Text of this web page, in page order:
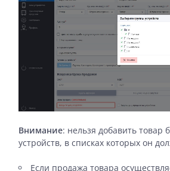
Внимание: нельзя добавить товар
устройств, в списках которых он
Если продажа товара